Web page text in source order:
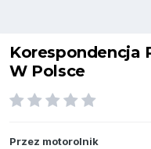
Korespondencja
W Polsce
Przez motorolnik